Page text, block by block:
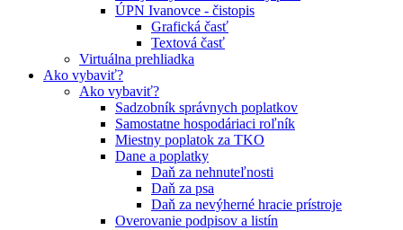
ÚPN Ivanovce - čistopis
Grafická časť
Textová časť
Virtuálna prehliadka
Ako vybaviť?
Ako vybaviť?
Sadzobník správnych poplatkov
Samostatne hospodáriaci roľník
Miestny poplatok za TKO
Dane a poplatky
Daň za nehnuteľnosti
Daň za psa
Daň za nevýherné hracie prístroje
Overovanie podpisov a listín